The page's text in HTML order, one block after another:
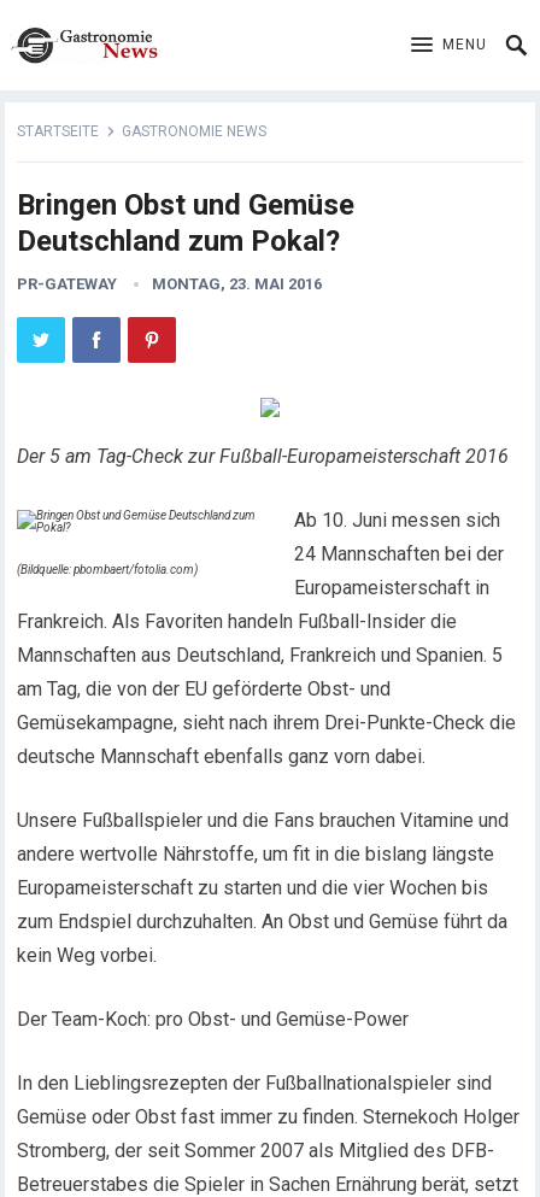
MENU
STARTSEITE GASTRONOMIE NEWS
Bringen Obst und Gemüse
Deutschland zum Pokal?
PR-GATEWAY MONTAG, 23. MAI 2016
Der 5 am Tag-Check zur Fußball-Europameisterschaft 2016
(Bildquelle: pbombaert/fotolia.com)
Ab 10. Juni messen sich
24 Mannschaften bei der
Europameisterschaft in
Frankreich. Als Favoriten handeln Fußball-Insider die
Mannschaften aus Deutschland, Frankreich und Spanien. 5
am Tag, die von der EU geförderte Obst- und
Gemüsekampagne, sieht nach ihrem Drei-Punkte-Check die
deutsche Mannschaft ebenfalls ganz vorn dabei.
Unsere Fußballspieler und die Fans brauchen Vitamine und
andere wertvolle Nährstoffe, um fit in die bislang längste
Europameisterschaft zu starten und die vier Wochen bis
zum Endspiel durchzuhalten. An Obst und Gemüse führt da
kein Weg vorbei.
Der Team-Koch: pro Obst- und Gemüse-Power
In den Lieblingsrezepten der Fußballnationalspieler sind
Gemüse oder Obst fast immer zu finden. Sternekoch Holger
Stromberg, der seit Sommer 2007 als Mitglied des DFB-
Betreuerstabes die Spieler in Sachen Ernährung berät, setzt